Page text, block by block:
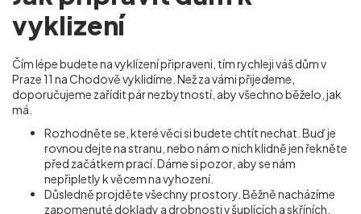
vyklizení
Čím lépe budete na vyklízení připraveni, tím rychleji váš dům v
Praze 11 na Chodově vyklidíme. Než za vámi přijedeme,
doporučujeme zařídit pár nezbytností, aby všechno běželo, jak
má.
Rozhodněte se, které věci si budete chtít nechat. Buď je
rovnou dejte na stranu, nebo nám o nich klidně jen řekněte
před začátkem prací. Dáme si pozor, aby se nám
nepřipletly k věcem na vyhození.
Důsledně projděte všechny prostory. Běžně nacházíme
zapomenuté doklady a drobnosti v šuplících a skříních,